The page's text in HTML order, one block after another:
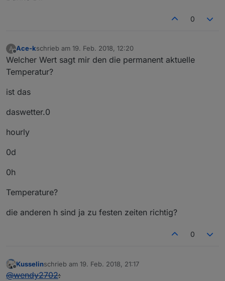
0
A
Offline
Ace-kschrieb am 19. Feb. 2018, 12:20
zuletzt editiert von
Welcher Wert sagt mir den die permanent aktuelle
Temperatur?
ist das
daswetter.0
hourly
0d
0h
Temperature?
die anderen h sind ja zu festen zeiten richtig?
0
Offline
Kusselinschrieb am 19. Feb. 2018, 21:17
zuletzt editiert von
@wendy2702: